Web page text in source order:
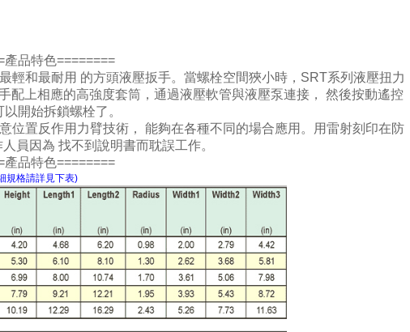
產品特色========
輕和最耐用 的方頭液壓扳手。當螺栓空間狹小時，SRT系列液壓扭力
配上相應的高強度套筒，通過液壓軟管與液壓泵連接， 然後按動遙控
開始拆鎖螺栓了。
位置反作用力臂技術， 能夠在各種不同的場合應用。用雷射刻印在防
員因為 找不到說明書而耽誤工作。
產品特色========
規格請詳見下表)